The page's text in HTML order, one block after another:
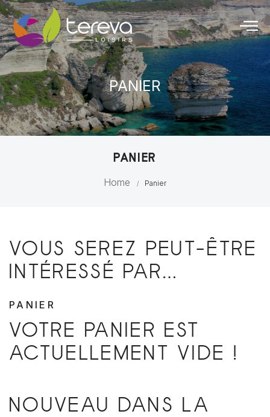
PANIER
PANIER
Home / Panier
VOUS SEREZ PEUT-ÊTRE
INTÉRESSÉ PAR…
PANIER
VOTRE PANIER EST
ACTUELLEMENT VIDE !
NOUVEAU DANS LA